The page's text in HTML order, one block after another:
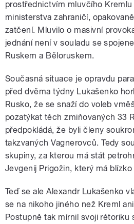
prostřednictvím mluvčího
ministerstva zahraničí,
zatčení. Mluvilo o masivní
jednání není v souladu se
Ruskem a Běloruskem.
Současná situace je opravdu
před dvěma týdny Lukašenko
Rusko, že se snaží do voleb
pozatýkat těch zmiňovaných 33
předpokládá, že byli členy
takzvaných Vagnerovců. Tedy
skupiny, za kterou má stát
Jevgenij Prigožin, který má
Teď se ale Alexandr Lukašenko
se na nikoho jiného než Kreml
Postupně tak mírnil svoji rétoriku